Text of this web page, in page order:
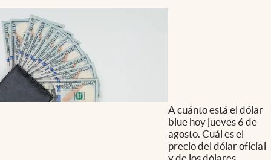
A cuánto está el dólar
blue hoy jueves 6 de
agosto. Cuál es el
precio del dólar oficial